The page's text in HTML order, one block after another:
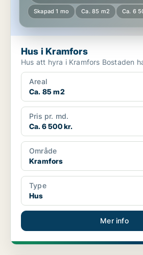
Skapad 1 mo Ca. 85 m2 Ca. 6
Hus i Kramfors
Hus att hyra i Kramfors
Areal
Ca. 85 m2
Pris pr. md.
Ca. 6 500 kr.
Område
Kramfors
Type
Hus
Mer info